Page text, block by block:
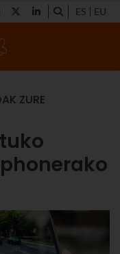
ES EU
ZURE